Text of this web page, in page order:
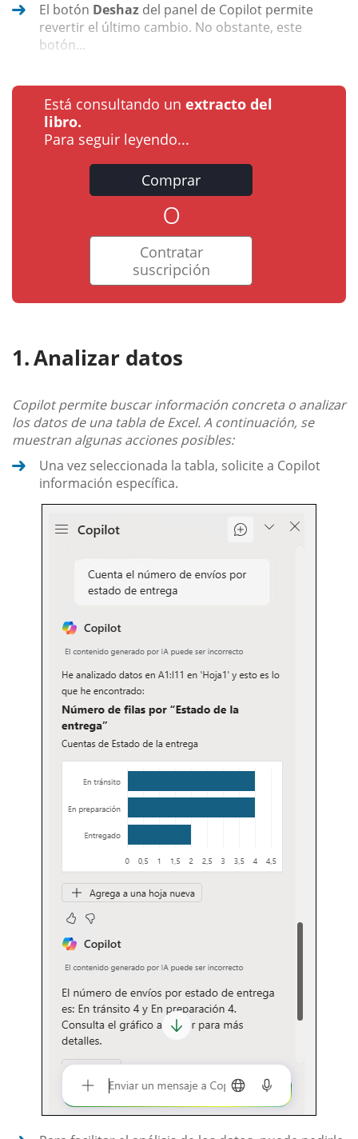
El botón Deshaz del panel de Copilot permite
revertir el último cambio. No obstante, este
botón...
Está consultando un extracto del
libro.
Para seguir leyendo...
Comprar
o
Contratar
suscripción
Analizar datos
Copilot permite buscar información concreta o analizar
los datos de una tabla de Excel. A continuación, se
muestran algunas acciones posibles:
Una vez seleccionada la tabla, solicite a Copilot
información específica.